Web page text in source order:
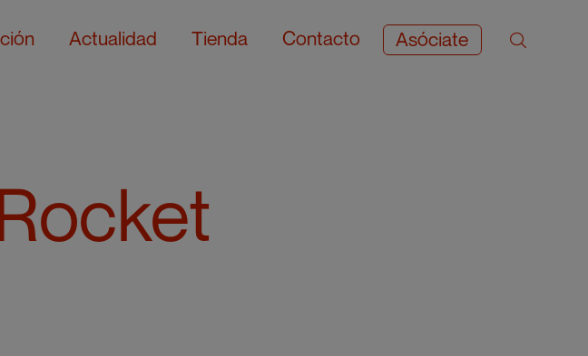
Actualidad Tienda Contacto Asóciate